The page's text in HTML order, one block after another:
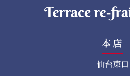
本店
仙台東口